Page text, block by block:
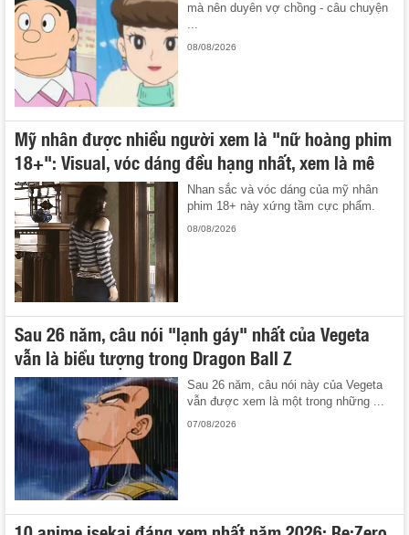
mà nên duyên vợ chồng - câu chuyện
...
08/08/2026
Mỹ nhân được nhiều người xem là "nữ hoàng phim
18+": Visual, vóc dáng đều hạng nhất, xem là mê
Nhan sắc và vóc dáng của mỹ nhân
phim 18+ này xứng tầm cực phẩm.
08/08/2026
Sau 26 năm, câu nói "lạnh gáy" nhất của Vegeta
vẫn là biểu tượng trong Dragon Ball Z
Sau 26 năm, câu nói này của Vegeta
vẫn được xem là một trong những ...
07/08/2026